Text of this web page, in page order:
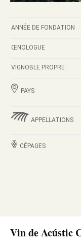
ANNÉE DE FONDATION
ŒNOLOGUE
VIGNOBLE PROPRE :
PAYS
APPELLATIONS
CÉPAGES
Vin de Acústic